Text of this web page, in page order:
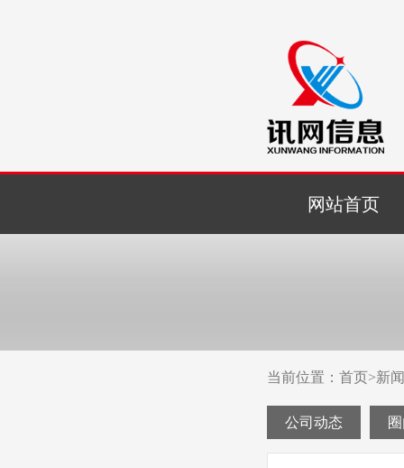
网站首页
当前位置： 首页>新
公司动态